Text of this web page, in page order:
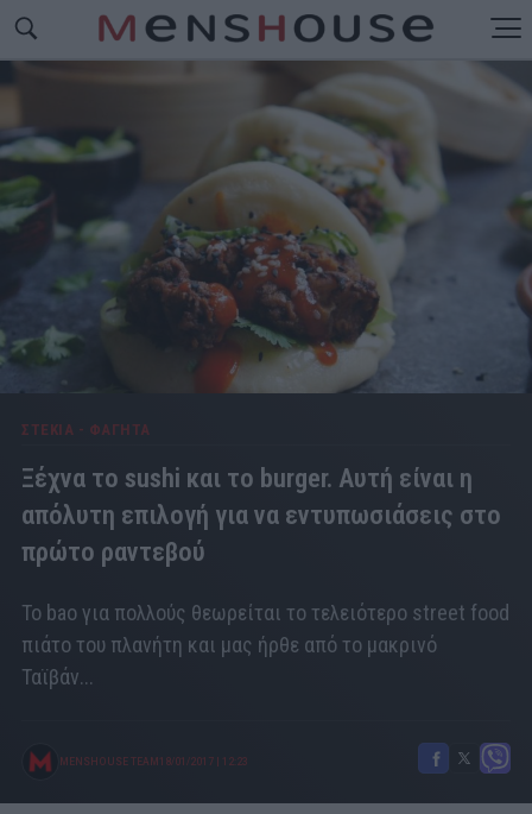
ΣΤΕΚΙΑ - ΦΑΓΗΤΑ
Ξέχνα το sushi και το burger. Αυτή είναι η
απόλυτη επιλογή για να εντυπωσιάσεις στο
πρώτο ραντεβού
Το bao για πολλούς θεωρείται το τελειότερο street food
πιάτο του πλανήτη και μας ήρθε από το μακρινό
Ταϊβάν...
MENSHOUSE TEAM 18/01/2017 12:23